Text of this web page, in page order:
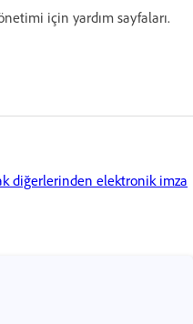
için yardım sayfaları.
diğerlerinden elektronik imza